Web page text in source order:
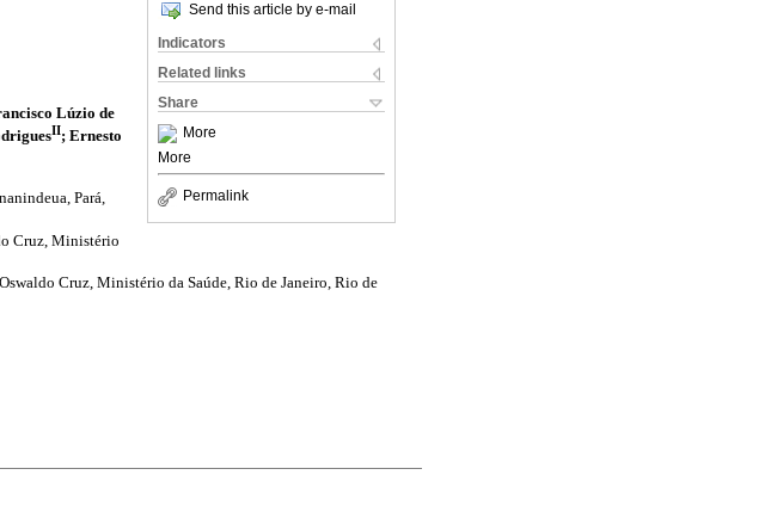
Send this article by e-mail
Indicators
Related links
Share
More
More
Permalink
Lúzio de
II; Ernesto
Pará,
Cruz, Ministério
Cruz, Ministério da Saúde, Rio de Janeiro, Rio de